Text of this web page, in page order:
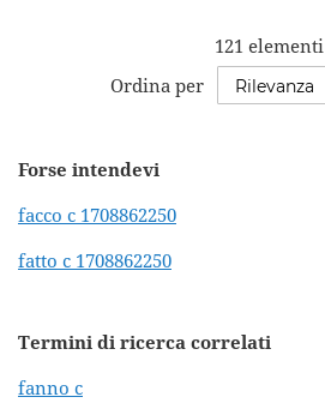
121 elementi
Ordina per
Forse intendevi
facco c 1708862250
fatto c 1708862250
Termini di ricerca correlati
fanno c